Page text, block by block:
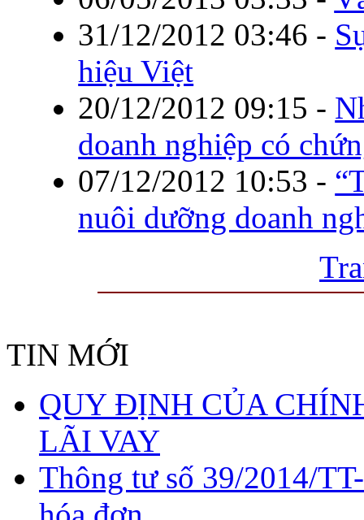
31/12/2012 03:46 -
hiệu Việt
20/12/2012 09:15 -
doanh nghiệp có
07/12/2012 10:53 -
nuôi dưỡng doanh
TIN MỚI
QUY ĐỊNH CỦA
LÃI VAY
Thông tư số 39/2014/
QUY ĐỊNH CỦA